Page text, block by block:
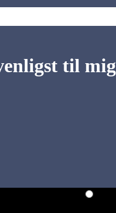
til mig